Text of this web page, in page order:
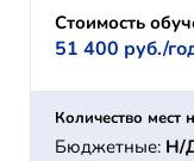
Стоимость
51 400 руб./
Количество мест
Бюджетные: Н/